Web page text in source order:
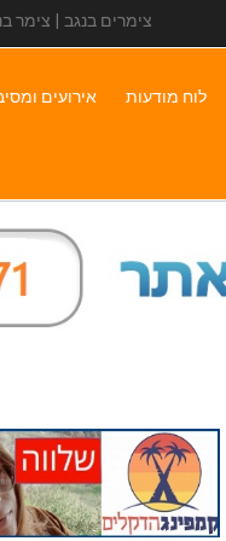
צימרים בנגב | צימר
לוח מודעות אירועים